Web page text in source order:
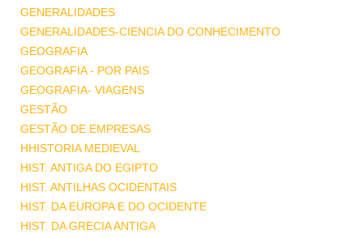
GENERALIDADES
GENERALIDADES-CIENCIA DO CONHECIMENTO
GEOGRAFIA
GEOGRAFIA - POR PAIS
GEOGRAFIA- VIAGENS
GESTÃO
GESTÃO DE EMPRESAS
HHISTORIA MEDIEVAL
HIST. ANTIGA DO EGIPTO
HIST. ANTILHAS OCIDENTAIS
HIST. DA EUROPA E DO OCIDENTE
HIST. DA GRECIA ANTIGA